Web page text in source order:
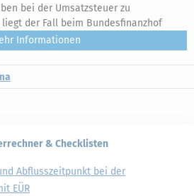
bei der Umsatzsteuer zu
der Fall beim Bundesfinanzhof
& Checklisten
Abflusszeitpunkt bei der
EÜR